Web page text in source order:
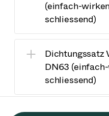
(einfach-
schliessend)
Dichtungssatz
DN63
schliessend)